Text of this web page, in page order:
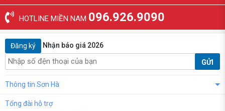
HOTLINE MIỀN NAM 096.926.9090
Đăng ký Nhận báo giá 2026
GỬI
Thông tin Sơn Hà
Tổng đài hỗ trợ